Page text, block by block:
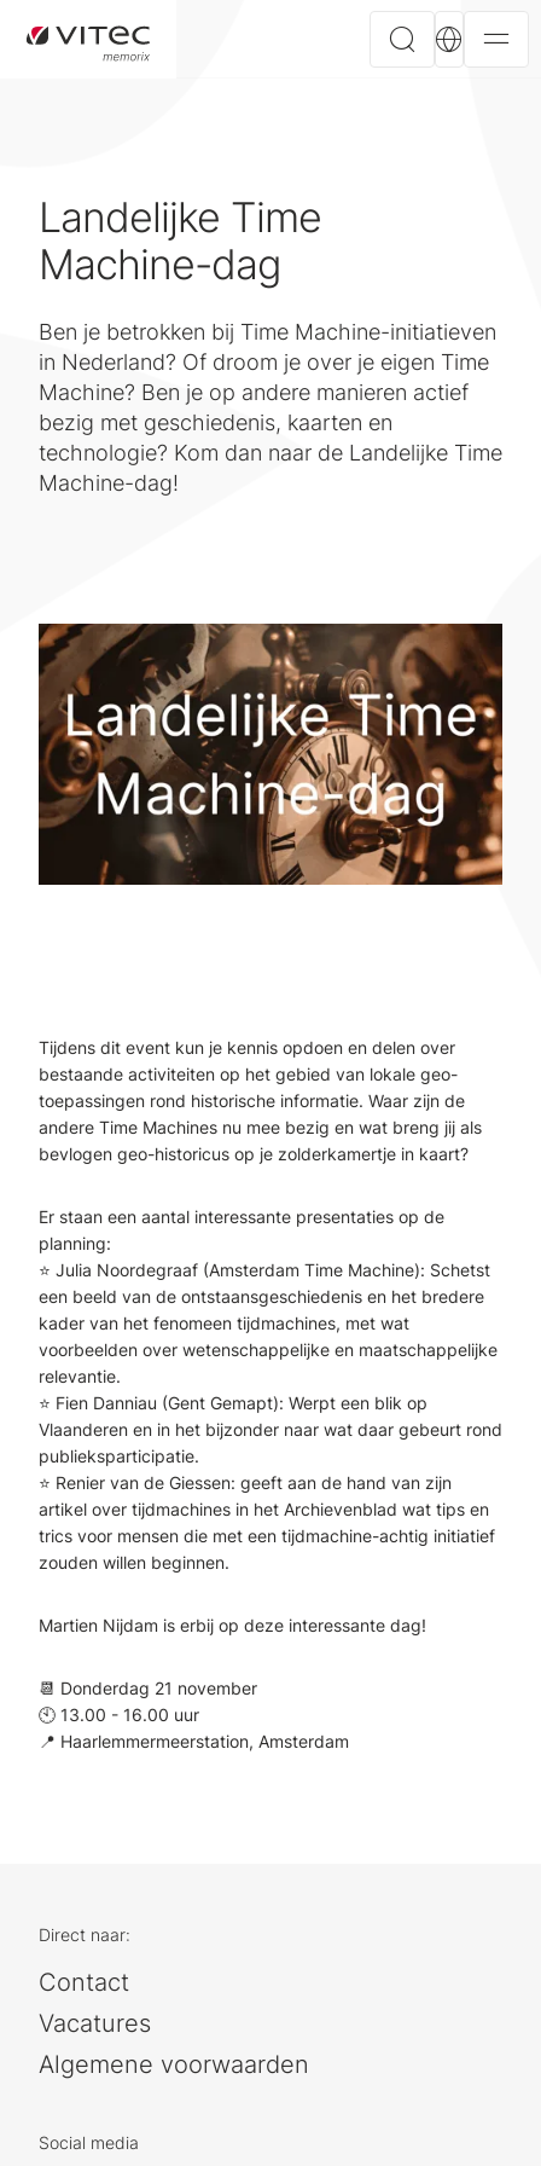
Landelijke Time
Machine-dag
Ben je betrokken bij Time Machine-initiatieven
in Nederland? Of droom je over je eigen Time
Machine? Ben je op andere manieren actief
bezig met geschiedenis, kaarten en
technologie? Kom dan naar de Landelijke Time
Machine-dag!
Tijdens dit event kun je kennis opdoen en delen over
bestaande activiteiten op het gebied van lokale geo-
toepassingen rond historische informatie. Waar zijn de
andere Time Machines nu mee bezig en wat breng jij als
bevlogen geo-historicus op je zolderkamertje in kaart?
Er staan een aantal interessante presentaties op de
planning:
⭐ Julia Noordegraaf (Amsterdam Time Machine): Schetst
een beeld van de ontstaansgeschiedenis en het bredere
kader van het fenomeen tijdmachines, met wat
voorbeelden over wetenschappelijke en maatschappelijke
relevantie.
⭐ Fien Danniau (Gent Gemapt): Werpt een blik op
Vlaanderen en in het bijzonder naar wat daar gebeurt rond
publieksparticipatie.
⭐ Renier van de Giessen: geeft aan de hand van zijn
artikel over tijdmachines in het Archievenblad wat tips en
trics voor mensen die met een tijdmachine-achtig initiatief
zouden willen beginnen.
Martien Nijdam is erbij op deze interessante dag!
📆 Donderdag 21 november
🕙 13.00 - 16.00 uur
📍 Haarlemmermeerstation, Amsterdam
Direct naar:
Contact
Vacatures
Algemene voorwaarden
Social media